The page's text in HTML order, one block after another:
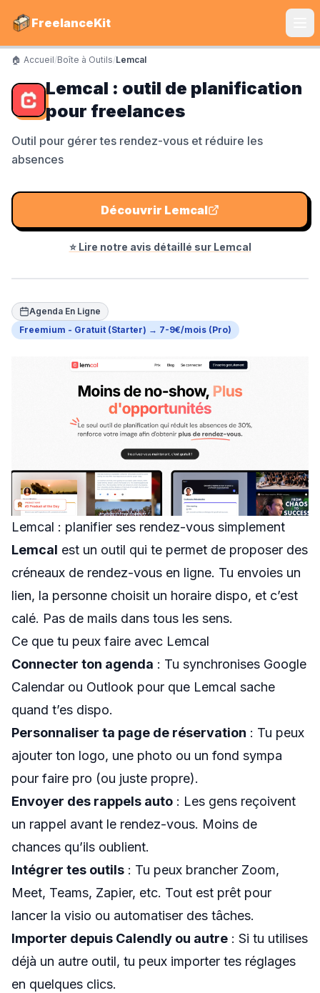
FreelanceKit
CATÉGORIES
Services
Boîte à Outils
Communiquer
Marketing
LE TOP DU TOP
Shine Facture
Swapn
Proposer un outil
Donner mon avis
Sponsoriser FreelanceKit
🏠 Accueil/Boîte à Outils/Lemcal
Lemcal : outil de planification
pour freelances
Outil pour gérer tes rendez-vous et réduire les
absences
Découvrir Lemcal
⭐ Lire notre avis détaillé sur Lemcal
Agenda En Ligne
Freemium - Gratuit (Starter) → 7-9€/mois (Pro)
Lemcal : planifier ses rendez-vous simplement
Lemcal est un outil qui te permet de proposer des
créneaux de rendez-vous en ligne. Tu envoies un
lien, la personne choisit un horaire dispo, et c’est
calé. Pas de mails dans tous les sens.
Ce que tu peux faire avec Lemcal
Connecter ton agenda : Tu synchronises Google
Calendar ou Outlook pour que Lemcal sache
quand t’es dispo.
Personnaliser ta page de réservation : Tu peux
ajouter ton logo, une photo ou un fond sympa
pour faire pro (ou juste propre).
Envoyer des rappels auto : Les gens reçoivent
un rappel avant le rendez-vous. Moins de
chances qu’ils oublient.
Intégrer tes outils : Tu peux brancher Zoom,
Meet, Teams, Zapier, etc. Tout est prêt pour
lancer la visio ou automatiser des tâches.
Importer depuis Calendly ou autre : Si tu utilises
déjà un autre outil, tu peux importer tes réglages
en quelques clics.